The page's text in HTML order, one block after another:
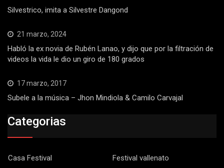
Silvestrico, imita a Silvestre Dangond
21 marzo, 2024
Habló la ex novia de Rubén Lanao, y dijo que por la filtración de
videos la vida le dio un giro de 180 grados
17 marzo, 2017
Subele a la música – Jhon Mindiola & Camilo Carvajal
Categorias
Casa Festival Festival vallenato